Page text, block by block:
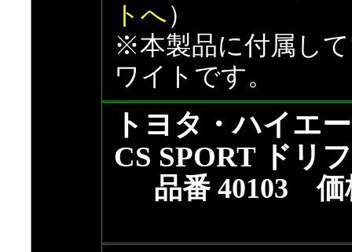
トへ）
※本製品に付属し
ワイトです。
トヨタ・ハイエ
CS SPORT ドリ
品番 40103 価